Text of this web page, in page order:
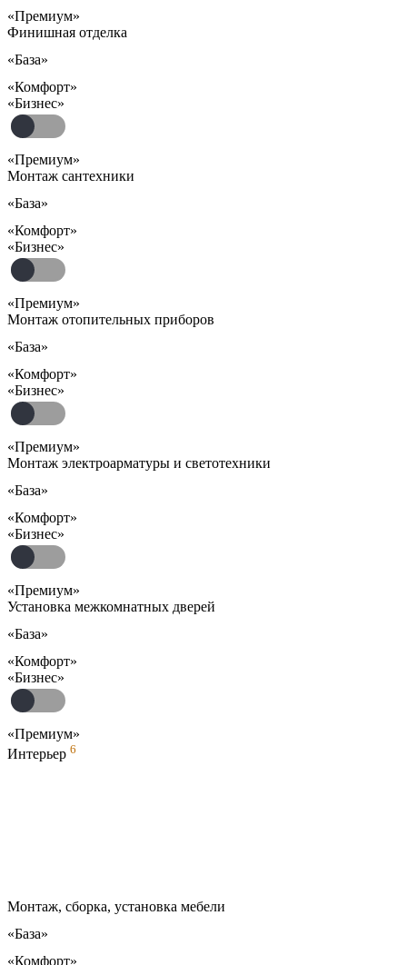
«Премиум»
Финишная отделка
«База»
«Комфорт»
«Бизнес»
«Премиум»
Монтаж сантехники
«База»
«Комфорт»
«Бизнес»
«Премиум»
Монтаж отопительных приборов
«База»
«Комфорт»
«Бизнес»
«Премиум»
Монтаж электроарматуры и светотехники
«База»
«Комфорт»
«Бизнес»
«Премиум»
Установка межкомнатных дверей
«База»
«Комфорт»
«Бизнес»
«Премиум»
Интерьер 6
Монтаж, сборка, установка мебели
«База»
«Комфорт»